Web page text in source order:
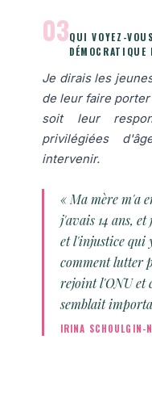
03QUI VOYEZ-
DÉMOCRATIQUE
Je dirais les
de leur faire
soit leur
privilégiées
intervenir.
« Ma mère m'a
j'avais 14 ans,
et l'injustice qui
comment lutter
rejoint l'ONU et
semblait
IRINA SCHOULGIN-